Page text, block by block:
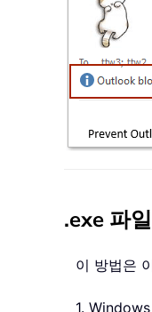
.exe 파
이 방법은
1.